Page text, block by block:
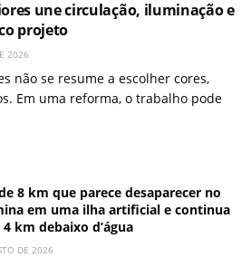
une circulação, iluminação e
projeto
2026
não se resume a escolher cores,
Em uma reforma, o trabalho pode
8 km que parece desaparecer no
em uma ilha artificial e continua
km debaixo d’água
DE 2026